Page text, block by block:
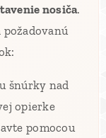
nosiča.
šnúrky nad
opierke
pomocou